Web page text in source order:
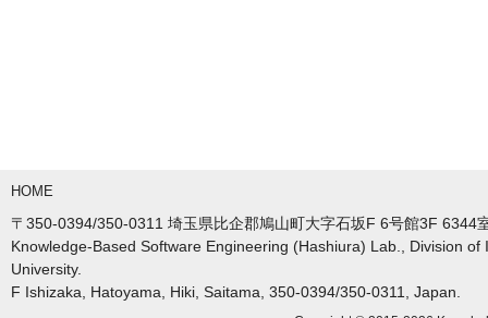
HOME
〒350-0394/350-0311 埼玉県比企郡鳩山町大字石坂F 6号館3F 6344
Knowledge-Based Software Engineering (Hashiura) Lab., Division
University.
F Ishizaka, Hatoyama, Hiki, Saitama, 350-0394/350-0311, Japan.